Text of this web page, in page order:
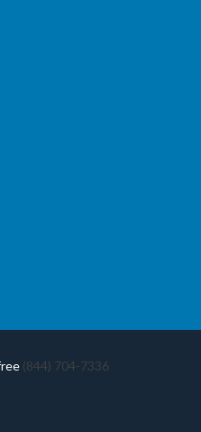
(844) 704-7336